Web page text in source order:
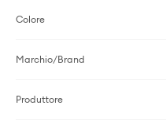
Colore
Marchio/Brand
Produttore